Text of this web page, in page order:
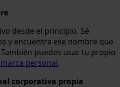
desde el principio. Sé
y encuentra ese nombre que
puedes usar tu propio
personal.
corporativa propia